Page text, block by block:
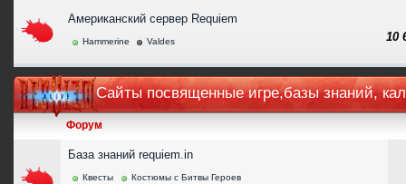
Американский сервер Requiem
Hammerine Valdes 10
Сайты посвященные игре,базы знаний,
Форум
База знаний requiem.in
Квесты
Костюмы с Битвы Героев